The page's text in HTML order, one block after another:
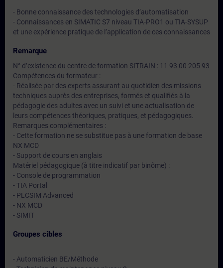
- Bonne connaissance des technologies d’automatisation
- Connaissances en SIMATIC S7 niveau TIA-PRO1 ou TIA-SYSUP
et une expérience pratique de l’application de ces connaissances
Remarque
N° d’existence du centre de formation SITRAIN : 11 93 00 205 93
Compétences du formateur :
- Réalisée par des experts assurant au quotidien des missions
techniques auprès des entreprises, formés et qualifiés à la
pédagogie des adultes avec un suivi et une actualisation de
leurs compétences théoriques, pratiques, et pédagogiques.
Remarques complémentaires :
- Cette formation ne se substitue pas à une formation de base
NX MCD
- Support de cours en anglais
Matériel pédagogique (à titre indicatif par binôme) :
- Console de programmation
- TIA Portal
- PLCSIM Advanced
- NX MCD
- SIMIT
Groupes cibles
- Automaticien BE/Méthode